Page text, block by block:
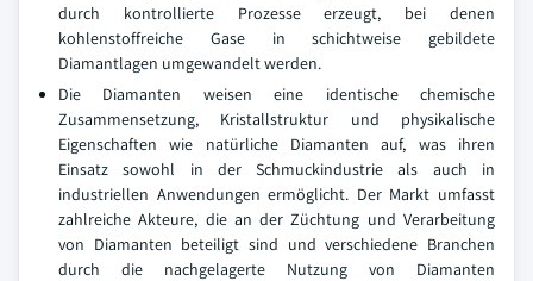
durch kontrollierte Prozesse erzeugt, bei denen
kohlenstoffreiche Gase in schichtweise gebildete
Diamantlagen umgewandelt werden.
Die Diamanten weisen eine identische chemische
Zusammensetzung, Kristallstruktur und physikalische
Eigenschaften wie natürliche Diamanten auf, was ihren
Einsatz sowohl in der Schmuckindustrie als auch in
industriellen Anwendungen ermöglicht. Der Markt umfasst
zahlreiche Akteure, die an der Züchtung und Verarbeitung
von Diamanten beteiligt sind und verschiedene Branchen
durch die nachgelagerte Nutzung von Diamanten